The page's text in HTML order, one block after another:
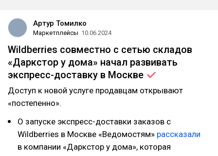
Артур Томилко
Маркетплейсы 10.06.2024
Wildberries совместно с сетью складов
«Даркстор у дома» начал развивать
экспресс-доставку в Москве
Доступ к новой услуге продавцам открывают
«постепенно».
О запуске экспресс-доставки заказов с
Wildberries в Москве «Ведомостям» рассказали
в компании «Даркстор у дома», которая